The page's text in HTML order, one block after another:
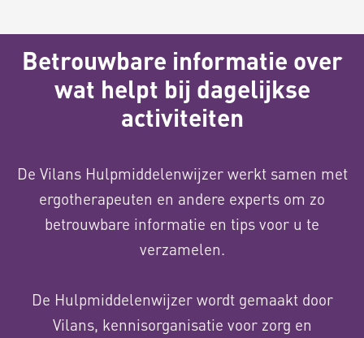
Betrouwbare informatie over
wat helpt bij dagelijkse
activiteiten
De Vilans Hulpmiddelenwijzer werkt samen met
ergotherapeuten en andere experts om zo
betrouwbare informatie en tips voor u te
verzamelen.
De Hulpmiddelenwijzer wordt gemaakt door
Vilans, kennisorganisatie voor zorg en